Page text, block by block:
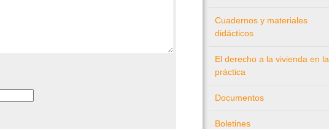
Cuadernos y materiales
didácticos
El derecho a la vivienda en la
práctica
Documentos
Boletines